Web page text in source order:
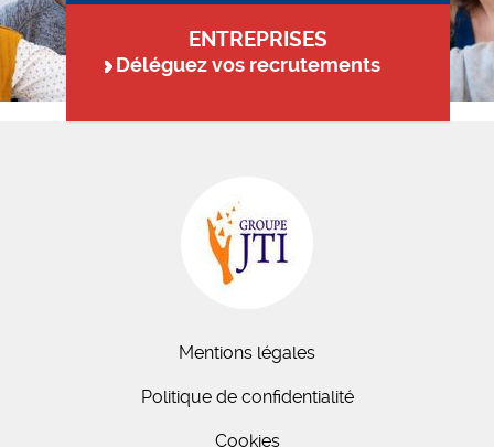
ENTREPRISES
Déléguez vos recrutements
Mentions légales
Politique de confidentialité
Cookies